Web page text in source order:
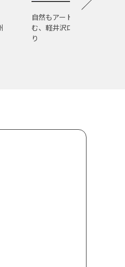
自然もアートもグルメも楽し
む、軽井沢ローカルスポット巡
り